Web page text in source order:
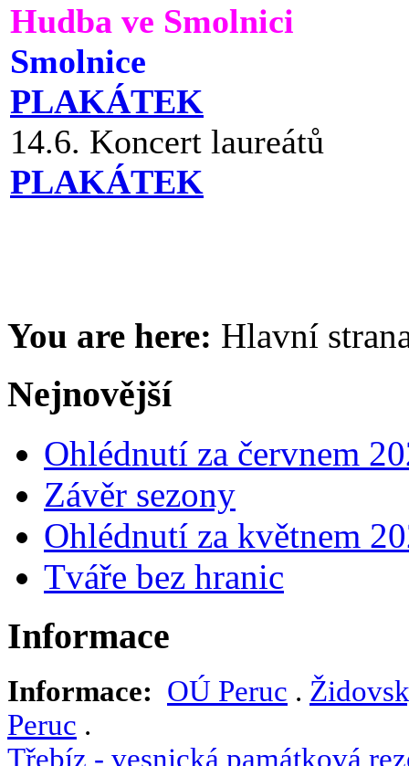
Hudba ve Smolnici
Smolnice
PLAKÁTEK
14.6. Koncert laureátů
PLAKÁTEK
You are here: Hlavní
Nejnovější
Ohlédnutí za červnem
Závěr sezony
Ohlédnutí za květnem
Tváře bez hranic
Informace
Informace: OÚ Peruc .
Peruc .
Třebíz - vesnická památková